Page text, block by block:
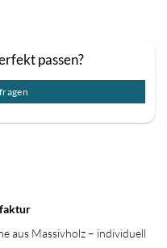
passen?
aus Massivholz – individuell